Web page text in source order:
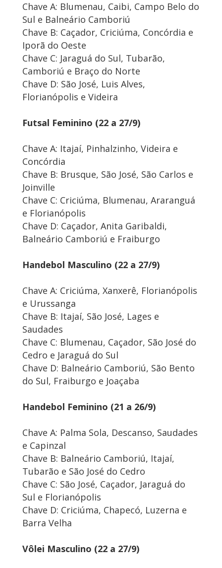
Chave A: Blumenau, Caibi, Campo Belo do
Sul e Balneário Camboriú
Chave B: Caçador, Criciúma, Concórdia e
Iporã do Oeste
Chave C: Jaraguá do Sul, Tubarão,
Camboriú e Braço do Norte
Chave D: São José, Luis Alves,
Florianópolis e Videira
Futsal Feminino (22 a 27/9)
Chave A: Itajaí, Pinhalzinho, Videira e
Concórdia
Chave B: Brusque, São José, São Carlos e
Joinville
Chave C: Criciúma, Blumenau, Araranguá
e Florianópolis
Chave D: Caçador, Anita Garibaldi,
Balneário Camboriú e Fraiburgo
Handebol Masculino (22 a 27/9)
Chave A: Criciúma, Xanxerê, Florianópolis
e Urussanga
Chave B: Itajaí, São José, Lages e
Saudades
Chave C: Blumenau, Caçador, São José do
Cedro e Jaraguá do Sul
Chave D: Balneário Camboriú, São Bento
do Sul, Fraiburgo e Joaçaba
Handebol Feminino (21 a 26/9)
Chave A: Palma Sola, Descanso, Saudades
e Capinzal
Chave B: Balneário Camboriú, Itajaí,
Tubarão e São José do Cedro
Chave C: São José, Caçador, Jaraguá do
Sul e Florianópolis
Chave D: Criciúma, Chapecó, Luzerna e
Barra Velha
Vôlei Masculino (22 a 27/9)